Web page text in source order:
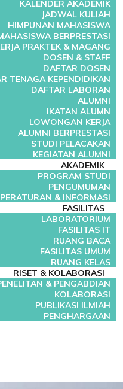
KALENDER AKADEMIK
JADWAL KULIAH
HIMPUNAN MAHASISWA
BERPRESTASI
PRAKTEK & MAGANG
DOSEN & STAFF
DAFTAR DOSEN
TENAGA KEPENDIDIKAN
DAFTAR LABORAN
ALUMNI
IKATAN ALUMN
LOWONGAN KERJA
ALUMNI BERPRESTASI
STUDI PELACAKAN
KEGIATAN ALUMNI
AKADEMIK
PROGRAM STUDI
PENGUMUMAN
PERATURAN & INFORMASI
FASILITAS
LABORATORIUM
FASILITAS IT
RUANG BACA
FASILITAS UMUM
RUANG KELAS
RISET & KOLABORASI
& PENGABDIAN
KOLABORASI
PUBLIKASI ILMIAH
PENGHARGAAN